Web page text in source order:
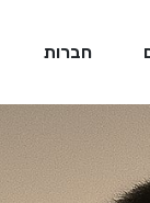
חברות